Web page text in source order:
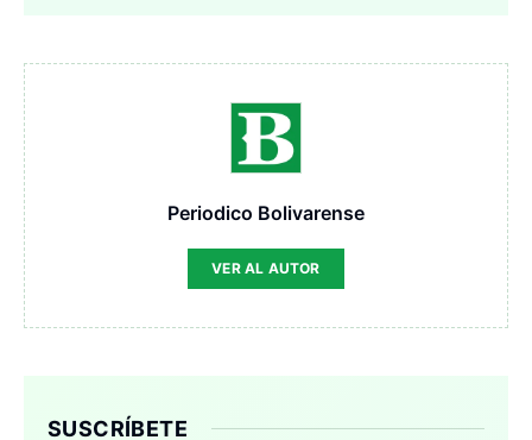
Periodico Bolivarense
VER AL AUTOR
SUSCRÍBETE